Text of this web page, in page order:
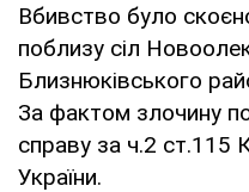
Вбивство було
поблизу сіл
Близнюківського
За фактом злочину
справу за ч.2 ст.115
України.